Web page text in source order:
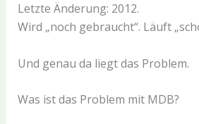
Letzte Änderung: 2012.
Wird „noch gebraucht“. Läuft
Und genau da liegt das Problem.
Was ist das Problem mit MDB?